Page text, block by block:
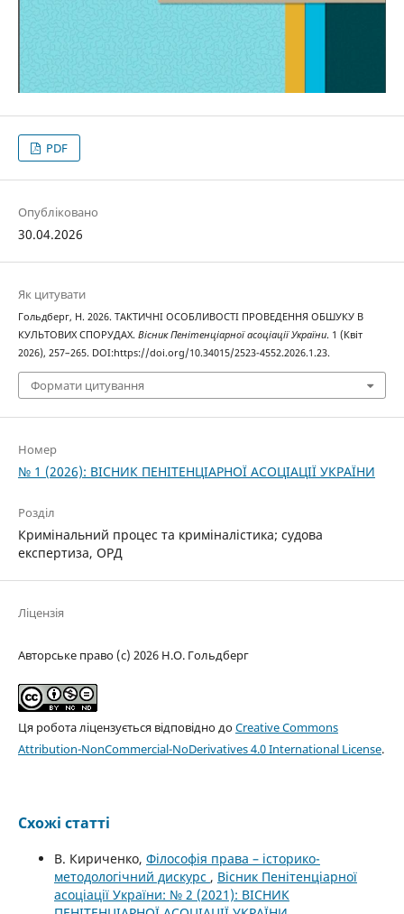
PDF
Опубліковано
30.04.2026
Як цитувати
Гольдберг, Н. 2026. ТАКТИЧНІ ОСОБЛИВОСТІ ПРОВЕДЕННЯ ОБШУКУ В
КУЛЬТОВИХ СПОРУДАХ. Вісник Пенітенціарної асоціації України. 1 (Квіт
2026), 257–265. DOI:https://doi.org/10.34015/2523-4552.2026.1.23.
Формати цитування
Номер
№ 1 (2026): ВІСНИК ПЕНІТЕНЦІАРНОЇ АСОЦІАЦІЇ УКРАЇНИ
Розділ
Кримінальний процес та криміналістика; судова
експертиза, ОРД
Ліцензія
Авторське право (c) 2026 Н.О. Гольдберг
Ця робота ліцензується відповідно доCreative Commons
Attribution-NonCommercial-NoDerivatives 4.0 International License.
Схожі статті
В. Кириченко, Філософія права – історико-
методологічний дискурс , Вісник Пенітенціарної
асоціації України: № 2 (2021): ВІСНИК